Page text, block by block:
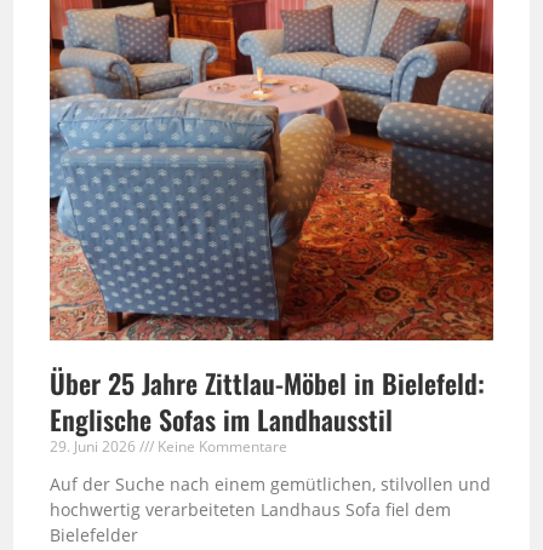
Über 25 Jahre Zittlau-Möbel in Bielefeld:
Englische Sofas im Landhausstil
29. Juni 2026 Keine Kommentare
Auf der Suche nach einem gemütlichen, stilvollen und
hochwertig verarbeiteten Landhaus Sofa fiel dem
Bielefelder